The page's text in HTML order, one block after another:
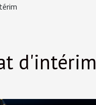
d'intérim